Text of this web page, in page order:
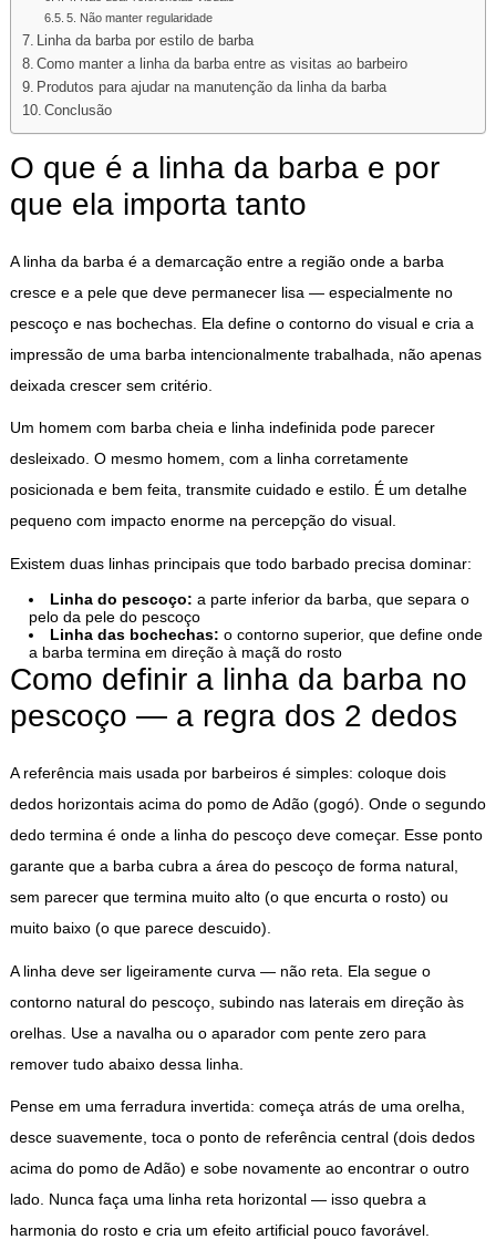
5. Não manter regularidade
Linha da barba por estilo de barba
Como manter a linha da barba entre as visitas ao barbeiro
Produtos para ajudar na manutenção da linha da barba
Conclusão
O que é a linha da barba e por
que ela importa tanto
A linha da barba é a demarcação entre a região onde a barba
cresce e a pele que deve permanecer lisa — especialmente no
pescoço e nas bochechas. Ela define o contorno do visual e cria a
impressão de uma barba intencionalmente trabalhada, não apenas
deixada crescer sem critério.
Um homem com barba cheia e linha indefinida pode parecer
desleixado. O mesmo homem, com a linha corretamente
posicionada e bem feita, transmite cuidado e estilo. É um detalhe
pequeno com impacto enorme na percepção do visual.
Existem duas linhas principais que todo barbado precisa dominar:
Linha do pescoço: a parte inferior da barba, que separa o
pelo da pele do pescoço
Linha das bochechas: o contorno superior, que define onde
a barba termina em direção à maçã do rosto
Como definir a linha da barba no
pescoço — a regra dos 2 dedos
A referência mais usada por barbeiros é simples: coloque dois
dedos horizontais acima do pomo de Adão (gogó). Onde o segundo
dedo termina é onde a linha do pescoço deve começar. Esse ponto
garante que a barba cubra a área do pescoço de forma natural,
sem parecer que termina muito alto (o que encurta o rosto) ou
muito baixo (o que parece descuido).
A linha deve ser ligeiramente curva — não reta. Ela segue o
contorno natural do pescoço, subindo nas laterais em direção às
orelhas. Use a navalha ou o aparador com pente zero para
remover tudo abaixo dessa linha.
Pense em uma ferradura invertida: começa atrás de uma orelha,
desce suavemente, toca o ponto de referência central (dois dedos
acima do pomo de Adão) e sobe novamente ao encontrar o outro
lado. Nunca faça uma linha reta horizontal — isso quebra a
harmonia do rosto e cria um efeito artificial pouco favorável.